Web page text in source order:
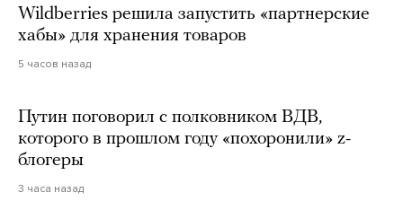
Wildberries решила запустить «партнерские
хабы» для хранения товаров
5 часов назад
Путин поговорил с полковником ВДВ,
которого в прошлом году «похоронили» z-
блогеры
3 часа назад